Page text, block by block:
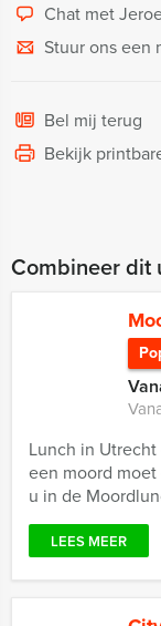
Chat met
Stuur ons een
Bel mij terug
Bekijk
Combineer dit
Lunch in
een moord
u in de
LEES MEER